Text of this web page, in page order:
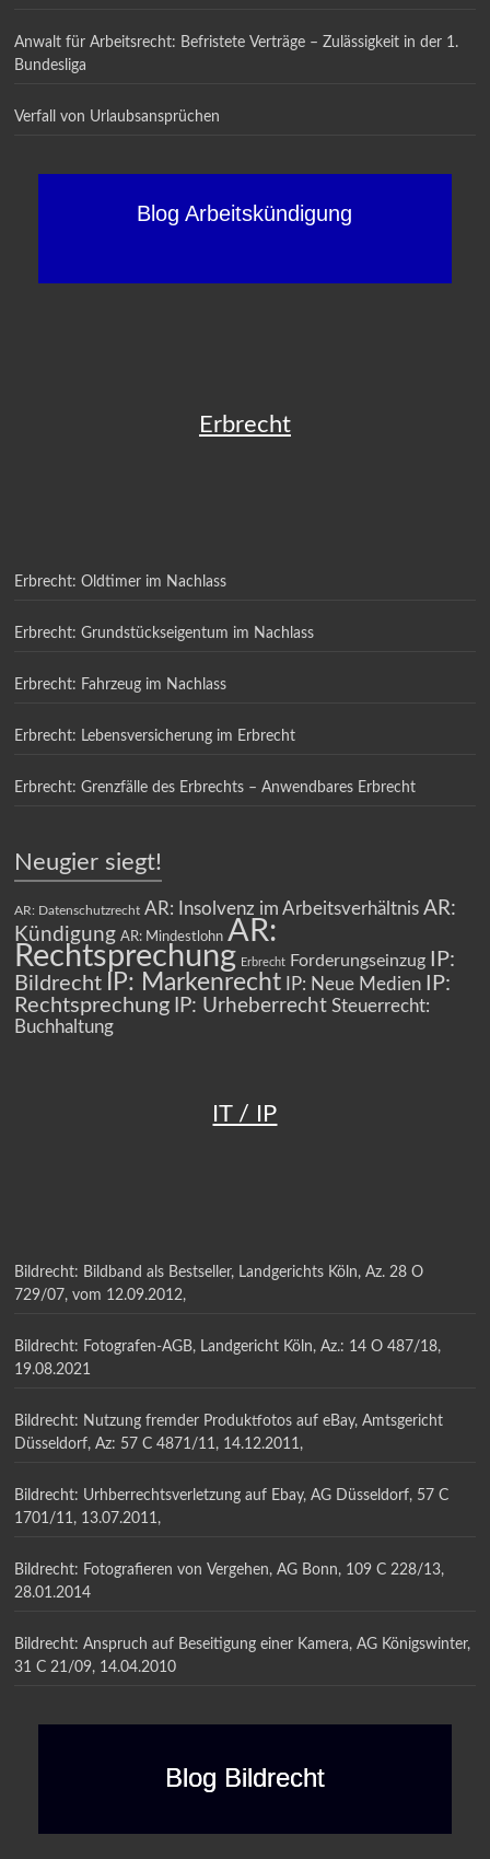
Anwalt für Arbeitsrecht: Befristete Verträge – Zulässigkeit in der 1.
Bundesliga
Verfall von Urlaubsansprüchen
Blog Arbeitskündigung
Erbrecht
Erbrecht: Oldtimer im Nachlass
Erbrecht: Grundstückseigentum im Nachlass
Erbrecht: Fahrzeug im Nachlass
Erbrecht: Lebensversicherung im Erbrecht
Erbrecht: Grenzfälle des Erbrechts – Anwendbares Erbrecht
Neugier siegt!
AR: Datenschutzrecht AR: Insolvenz im Arbeitsverhältnis AR:
Kündigung AR: Mindestlohn AR:
Rechtsprechung Erbrecht Forderungseinzug
IP:
Bildrecht
IP: Markenrecht IP: Neue Medien
IP:
Rechtsprechung IP: Urheberrecht Steuerrecht:
Buchhaltung
IT / IP
Bildrecht: Bildband als Bestseller, Landgerichts Köln, Az. 28 O
729/07, vom 12.09.2012,
Bildrecht: Fotografen-AGB, Landgericht Köln, Az.: 14 O 487/18,
19.08.2021
Bildrecht: Nutzung fremder Produktfotos auf eBay, Amtsgericht
Düsseldorf, Az: 57 C 4871/11, 14.12.2011,
Bildrecht: Urhberrechtsverletzung auf Ebay, AG Düsseldorf, 57 C
1701/11, 13.07.2011,
Bildrecht: Fotografieren von Vergehen, AG Bonn, 109 C 228/13,
28.01.2014
Bildrecht: Anspruch auf Beseitigung einer Kamera, AG Königswinter,
31 C 21/09, 14.04.2010
Blog Bildrecht